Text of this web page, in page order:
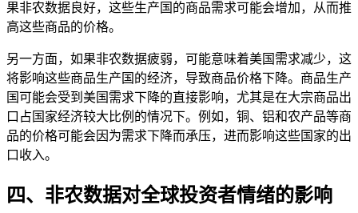
果非农数据良好，这些生产国的商品需求可能会增加，从而推
高这些商品的价格。
另一方面，如果非农数据疲弱，可能意味着美国需求减少，这
将影响这些商品生产国的经济，导致商品价格下降。商品生产
国可能会受到美国需求下降的直接影响，尤其是在大宗商品出
口占国家经济较大比例的情况下。例如，铜、铝和农产品等商
品的价格可能会因为需求下降而承压，进而影响这些国家的出
口收入。
四、非农数据对全球投资者情绪的影响